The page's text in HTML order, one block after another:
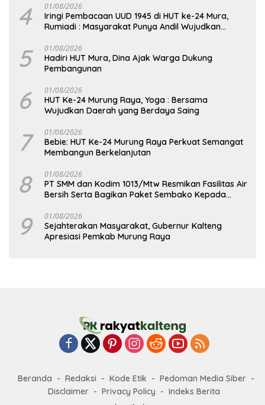
4 01/08/2026
Iringi Pembacaan UUD 1945 di HUT ke-24 Mura,
Rumiadi : Masyarakat Punya Andil Wujudkan
5 01/08/2026
Hadiri HUT Mura, Dina Ajak Warga Dukung
Pembangunan
6 01/08/2026
HUT Ke-24 Murung Raya, Yoga : Bersama
Wujudkan Daerah yang Berdaya Saing
7 01/08/2026
Bebie: HUT Ke-24 Murung Raya Perkuat Semangat
Membangun Berkelanjutan
8 01/08/2026
PT SMM dan Kodim 1013/Mtw Resmikan Fasilitas Air
Bersih Serta Bagikan Paket Sembako Kepada
9 01/08/2026
Sejahterakan Masyarakat, Gubernur Kalteng
Apresiasi Pemkab Murung Raya
Beranda Redaksi Kode Etik
Pedoman Media Siber
Disclaimer
Privacy Policy
Indeks Berita